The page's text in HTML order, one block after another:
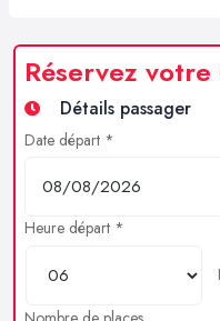
Réservez
Détails passager
Date départ *
Heure départ *